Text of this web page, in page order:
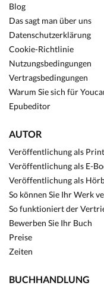
Blog
Das sagt man über uns
Datenschutzerklärung
Cookie-Richtlinie
Nutzungsbedingungen
Vertragsbedingungen
Warum Sie sich für
Epubeditor
AUTOR
Veröffentlichung als
Veröffentlichung als E-
Veröffentlichung als
So können Sie Ihr Werk
So funktioniert der
Bewerben Sie Ihr Buch
Preise
Zeiten
BUCHHANDLUNG